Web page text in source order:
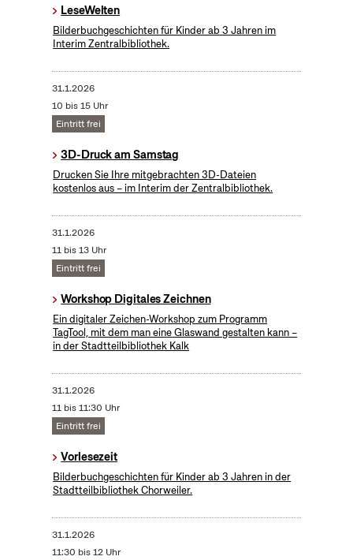
LeseWelten
Bilderbuchgeschichten für Kinder ab 3 Jahren im
Interim Zentralbibliothek.
31.1.2026
10 bis 15 Uhr
Eintritt frei
3D-Druck am Samstag
Drucken Sie Ihre mitgebrachten 3D-Dateien
kostenlos aus – im Interim der Zentralbibliothek.
31.1.2026
11 bis 13 Uhr
Eintritt frei
Workshop Digitales Zeichnen
Ein digitaler Zeichen-Workshop zum Programm
TagTool, mit dem man eine Glaswand gestalten kann –
in der Stadtteilbibliothek Kalk
31.1.2026
11 bis 11:30 Uhr
Eintritt frei
Vorlesezeit
Bilderbuchgeschichten für Kinder ab 3 Jahren in der
Stadtteilbibliothek Chorweiler.
31.1.2026
11:30 bis 12 Uhr